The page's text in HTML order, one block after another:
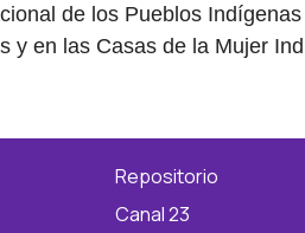
de los Pueblos
y en las Casas de la Mujer
Repositorio
Canal 23